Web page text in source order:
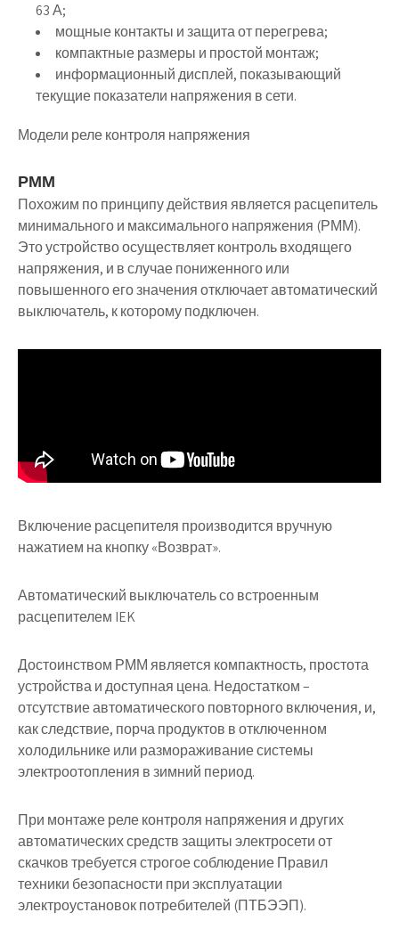
63 А;
мощные контакты и защита от перегрева;
компактные размеры и простой монтаж;
информационный дисплей, показывающий
текущие показатели напряжения в сети.
Модели реле контроля напряжения
РММ
Похожим по принципу действия является расцепитель
минимального и максимального напряжения (РММ).
Это устройство осуществляет контроль входящего
напряжения, и в случае пониженного или
повышенного его значения отключает автоматический
выключатель, к которому подключен.
Включение расцепителя производится вручную
нажатием на кнопку «Возврат».
Автоматический выключатель со встроенным
расцепителем IEK
Достоинством РММ является компактность, простота
устройства и доступная цена. Недостатком –
отсутствие автоматического повторного включения, и,
как следствие, порча продуктов в отключенном
холодильнике или размораживание системы
электроотопления в зимний период.
При монтаже реле контроля напряжения и других
автоматических средств защиты электросети от
скачков требуется строгое соблюдение Правил
техники безопасности при эксплуатации
электроустановок потребителей (ПТБЭЭП).